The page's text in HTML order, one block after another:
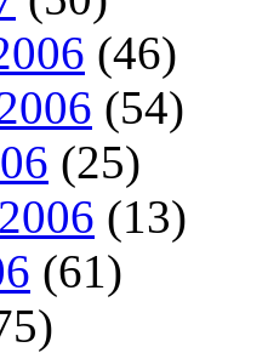
(46)
(54)
(25)
(13)
(61)